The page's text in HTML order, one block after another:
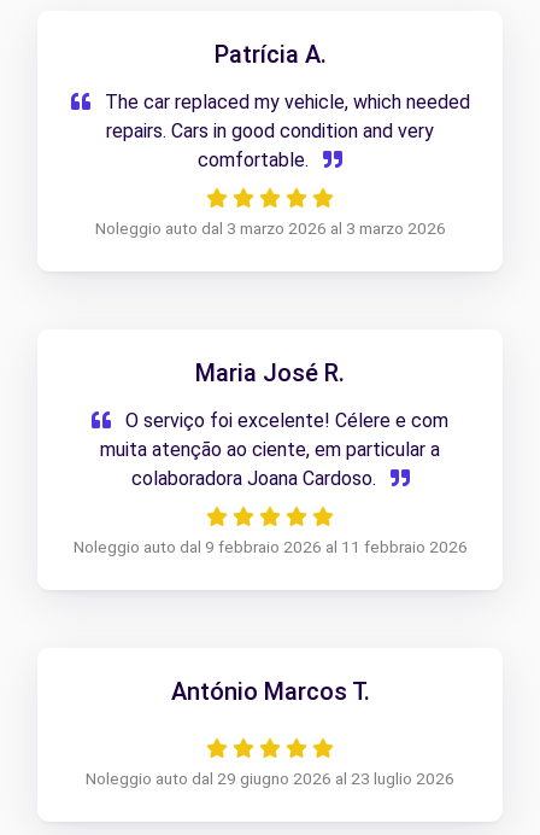
Patrícia A.
The car replaced my vehicle, which needed
repairs. Cars in good condition and very
comfortable.
Noleggio auto dal 3 marzo 2026 al 3 marzo 2026
Maria José R.
O serviço foi excelente! Célere e com
muita atenção ao ciente, em particular a
colaboradora Joana Cardoso.
Noleggio auto dal 9 febbraio 2026 al 11 febbraio 2026
António Marcos T.
Noleggio auto dal 29 giugno 2026 al 23 luglio 2026